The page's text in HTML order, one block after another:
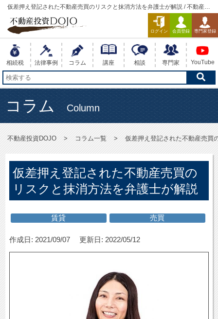
仮差押え登記された不動産売買のリスクと抹消方法を弁護士が解説 / 不動産投
ログイン 会員登録 専門家登録
相続税 法律事例 コラム 講座 相談 専門家 YouTube
コラム Column
不動産投資DOJO コラム一覧 仮差押え登記された不動産売買
仮差押え登記された不動産売買の
リスクと抹消方法を弁護士が解説
賃貸 売買
作成日: 2021/09/07 更新日: 2022/05/12